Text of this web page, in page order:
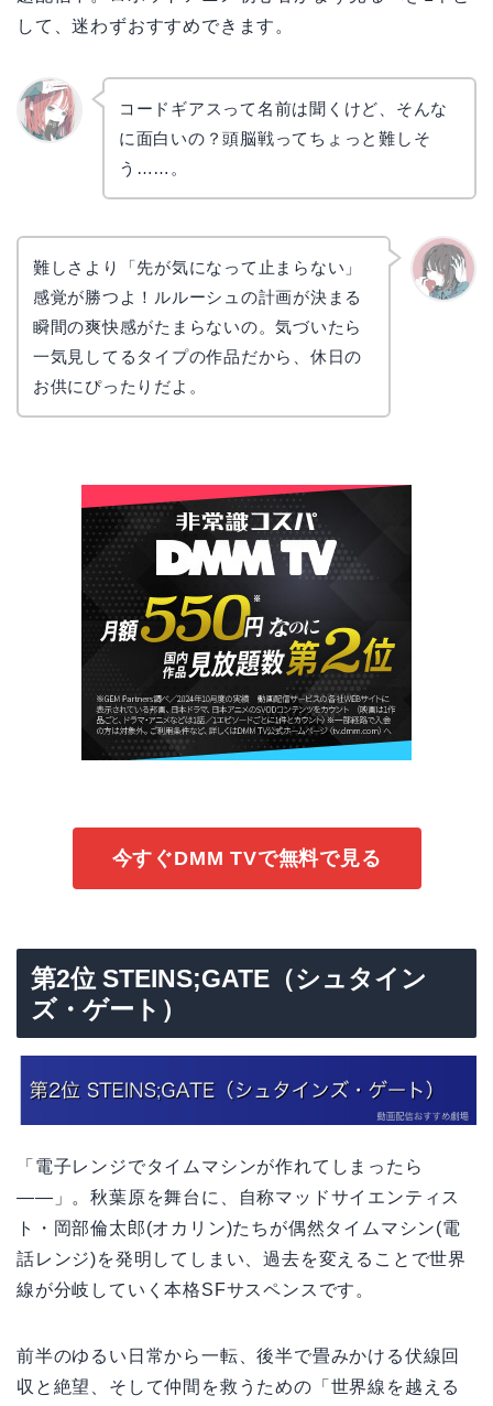
して、迷わずおすすめできます。
コードギアスって名前は聞くけど、そんな
に面白いの？頭脳戦ってちょっと難しそ
う……。
難しさより「先が気になって止まらない」
感覚が勝つよ！ルルーシュの計画が決まる
瞬間の爽快感がたまらないの。気づいたら
一気見してるタイプの作品だから、休日の
お供にぴったりだよ。
今すぐDMM TVで無料で見る
第2位 STEINS;GATE（シュタイン
ズ・ゲート）
「電子レンジでタイムマシンが作れてしまったら
——」。秋葉原を舞台に、自称マッドサイエンティス
ト・岡部倫太郎(オカリン)たちが偶然タイムマシン(電
話レンジ)を発明してしまい、過去を変えることで世界
線が分岐していく本格SFサスペンスです。
前半のゆるい日常から一転、後半で畳みかける伏線回
収と絶望、そして仲間を救うための「世界線を越える